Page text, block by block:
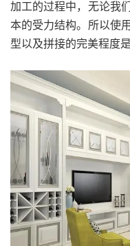
加工的过程中，无论我
本的受力结构。所以使
型以及拼接的完美程度是